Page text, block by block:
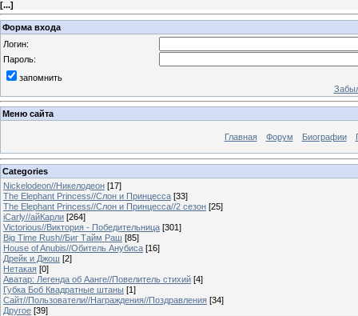
[...]
Форма входа
Логин:
Пароль:
запомнить
Меню сайта
Главная Форум Биографии
Categories
Nickelodeon//Никелодеон [17]
The Elephant Princess//Слон и Принцесса [33]
The Elephant Princess//Слон и Принцесса//2 сезон [25]
iCarly//айКарли [264]
Victorious//Виктория - Победительница [301]
Big Time Rush//Биг Тайм Раш [85]
House of Anubis//Обитель Анубиса [16]
Дрейк и Джош [2]
Нетакая [0]
Аватар: Легенда об Аанге//Повелитель стихий [4]
Губка Боб Квадратные штаны [1]
Сайт//Пользователи//Награждения//Поздравления [34]
Другое [39]